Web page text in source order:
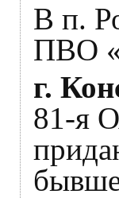
В п.
ПВО
г.
81-я